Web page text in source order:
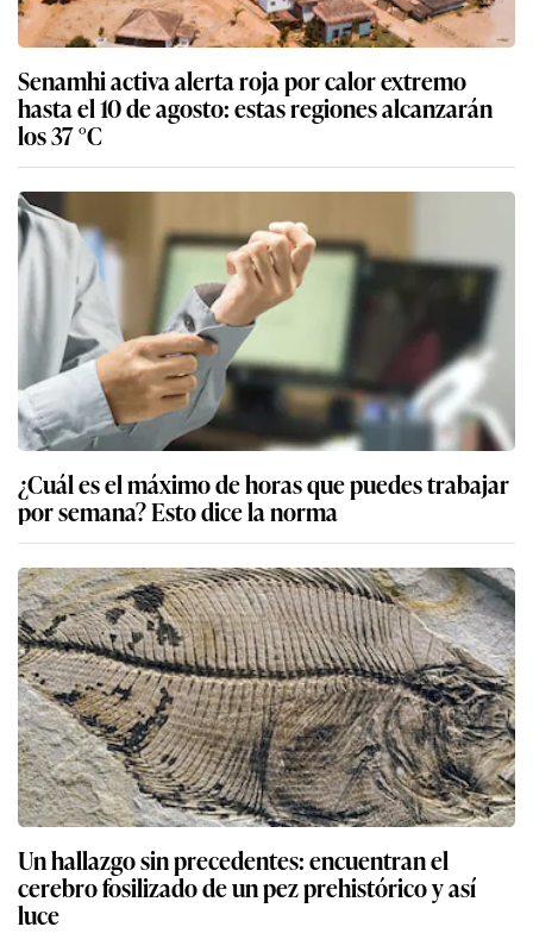
Senamhi activa alerta roja por calor extremo
hasta el 10 de agosto: estas regiones alcanzarán
los 37 °C
¿Cuál es el máximo de horas que puedes trabajar
por semana? Esto dice la norma
Un hallazgo sin precedentes: encuentran el
cerebro fosilizado de un pez prehistórico y así
luce